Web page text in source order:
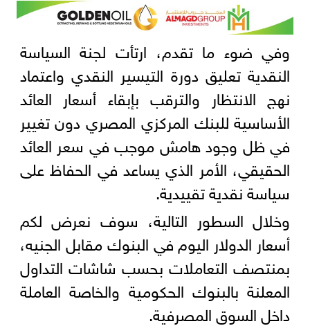
وفي ضوء ما تقدم، ارتأت لجنة السياسة
النقدية تعليق دورة التيسير النقدي واعتماد
نهج الانتظار والترقب بإبقاء أسعار العائد
الأساسية للبنك المركزي المصري دون تغيير
في ظل وجود هامش موجب في سعر العائد
الحقيقي، الأمر الذي يساعد في الحفاظ على
سياسة نقدية تقييدية.
وخلال السطور التالية، سوف نعرض لكم
أسعار الدولار اليوم في البنوك مقابل الجنيه،
بمنتصف التعاملات بحسب شاشات التداول
المعلنة بالبنوك الحكومية والخاصة العاملة
داخل السوق المصرفية.